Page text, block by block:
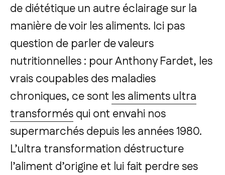
de diététique un autre éclairage sur la
manière de voir les aliments. Ici pas
question de parler de valeurs
nutritionnelles : pour Anthony Fardet, les
vrais coupables des maladies
chroniques, ce sont les aliments ultra
transformésqui ont envahi nos
supermarchés depuis les années 1980.
L’ultra transformation déstructure
l’aliment d’origine et lui fait perdre ses